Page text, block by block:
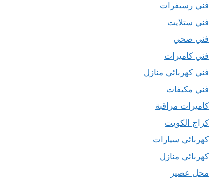
فني رسيفرات
فني ستلايت
فني صحي
فني كاميرات
فني كهربائي منازل
فني مكيفات
كاميرات مراقبة
كراج الكويت
كهربائي سيارات
كهربائي منازل
محل عصير